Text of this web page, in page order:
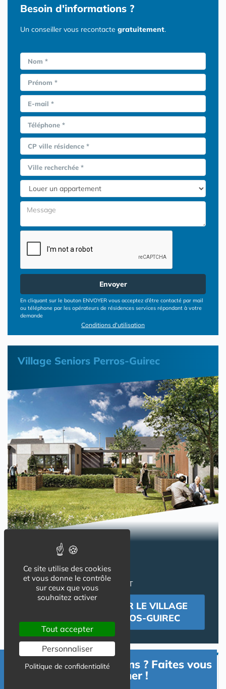
Besoin d'informations ?
Un conseiller vous recontacte gratuitement.
Nom *
Prénom *
E-mail *
Téléphone *
CP ville résidence *
Ville recherchée *
Envoyer
En cliquant sur le bouton ENVOYER vous acceptez d’être contacté par mail
ou téléphone par les opérateurs de résidences services répondant à votre
demande
Conditions d'utilisation
Village Seniors Perros-Guirec
DES VILLAS
pour une retraite paisible !
INVESTIR EN LMNP
PROPRIETAIRE OCCUPANT
SE RENSEIGNER SUR LE VILLAGE
SENIORS DE PERROS-GUIREC
Devenir Propriétaire Occupant
Besoin d'informations ? Faites vous
accompagner !
Ce site utilise des cookies
et vous donne le contrôle
sur ceux que vous
souhaitez activer
Tout accepter
Personnaliser
Politique de confidentialité